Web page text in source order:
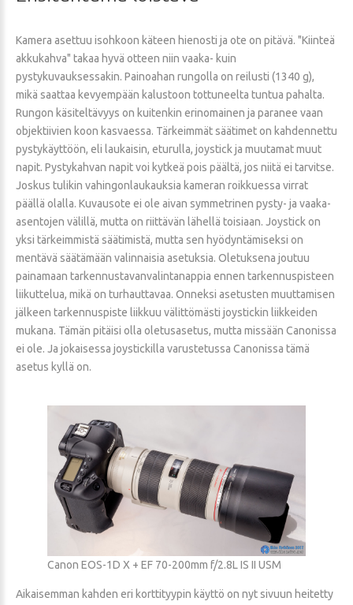
Kamera asettuu isohkoon käteen hienosti ja ote on pitävä. "Kiinteä
akkukahva" takaa hyvä otteen niin vaaka- kuin
pystykuvauksessakin. Painoahan rungolla on reilusti (1340 g),
mikä saattaa kevyempään kalustoon tottuneelta tuntua pahalta.
Rungon käsiteltävyys on kuitenkin erinomainen ja paranee vaan
objektiivien koon kasvaessa. Tärkeimmät säätimet on kahdennettu
pystykäyttöön, eli laukaisin, eturulla, joystick ja muutamat muut
napit. Pystykahvan napit voi kytkeä pois päältä, jos niitä ei tarvitse.
Joskus tulikin vahingonlaukauksia kameran roikkuessa virrat
päällä olalla. Kuvausote ei ole aivan symmetrinen pysty- ja vaaka-
asentojen välillä, mutta on riittävän lähellä toisiaan. Joystick on
yksi tärkeimmistä säätimistä, mutta sen hyödyntämiseksi on
mentävä säätämään valinnaisia asetuksia. Oletuksena joutuu
painamaan tarkennustavanvalintanappia ennen tarkennuspisteen
liikuttelua, mikä on turhauttavaa. Onneksi asetusten muuttamisen
jälkeen tarkennuspiste liikkuu välittömästi joystickin liikkeiden
mukana. Tämän pitäisi olla oletusasetus, mutta missään Canonissa
ei ole. Ja jokaisessa joystickilla varustetussa Canonissa tämä
asetus kyllä on.
Canon EOS-1D X + EF 70-200mm f/2.8L IS II USM
Aikaisemman kahden eri korttityypin käyttö on nyt sivuun heitetty